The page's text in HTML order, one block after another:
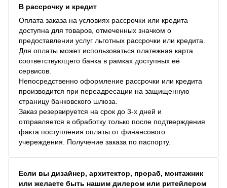
В рассрочку и кредит
Оплата заказа на условиях рассрочки или кредита
доступна для товаров, отмеченных значком о
предоставлении услуг льготных рассрочки или кредита.
Для оплаты может использоваться платежная карта
соответствующего банка в рамках доступных её
сервисов.
Непосредственно оформление рассрочки или кредита
производится при переадресации на защищенную
страницу банковского шлюза.
Заказ резервируется на срок до 3-х дней и
отправляется в обработку только после подтверждения
факта поступления оплаты от финансового
учереждения. Получение заказа по паспорту.
Если вы дизайнер, архитектор, прораб, монтажник
или желаете быть нашим дилером или ритейлером